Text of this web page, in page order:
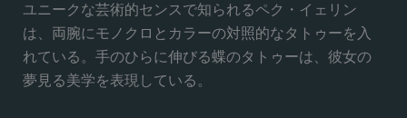
ユニークな芸術的センスで知られるペク・イェリン
は、両腕にモノクロとカラーの対照的なタトゥーを入
れている。手のひらに伸びる蝶のタトゥーは、彼女の
夢見る美学を表現している。